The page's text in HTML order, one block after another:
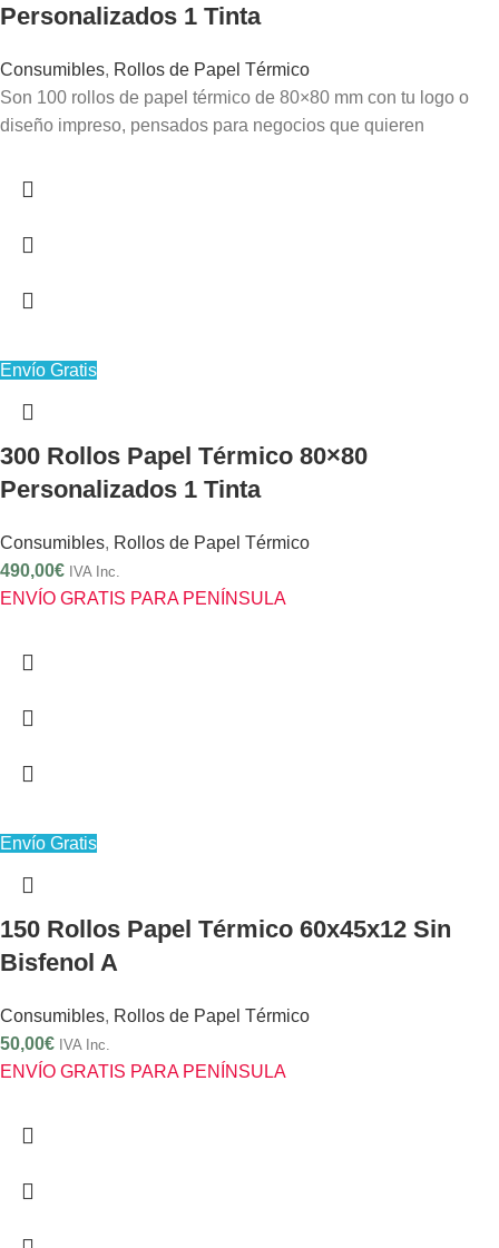
Personalizados 1 Tinta
Consumibles, Rollos de Papel Térmico
Son 100 rollos de papel térmico de 80×80 mm con tu logo o
diseño impreso, pensados para negocios que quieren
Envío Gratis
300 Rollos Papel Térmico 80×80
Personalizados 1 Tinta
Consumibles, Rollos de Papel Térmico
490,00€ IVA Inc.
ENVÍO GRATIS PARA PENÍNSULA
Envío Gratis
150 Rollos Papel Térmico 60x45x12 Sin
Bisfenol A
Consumibles, Rollos de Papel Térmico
50,00€ IVA Inc.
ENVÍO GRATIS PARA PENÍNSULA